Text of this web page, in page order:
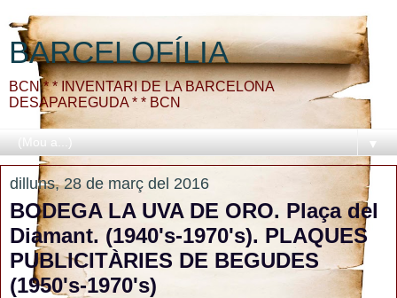
BARCELOFÍLIA
BCN * * INVENTARI DE LA BARCELONA
DESAPAREGUDA * * BCN
▼
dilluns, 28 de març del 2016
BODEGA LA UVA DE ORO. Plaça del
Diamant. (1940's-1970's). PLAQUES
PUBLICITÀRIES DE BEGUDES
(1950's-1970's)